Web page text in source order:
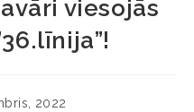
viesojās
2022